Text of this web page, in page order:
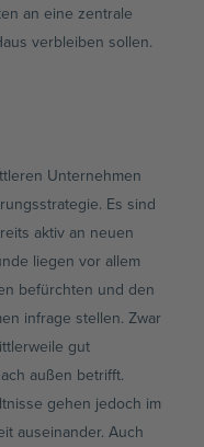
an eine zentrale
verbleiben sollen.
Unternehmen
Es sind
aktiv an neuen
liegen vor allem
befürchten und den
infrage stellen. Zwar
gut
außen betrifft.
gehen jedoch im
auseinander. Auch